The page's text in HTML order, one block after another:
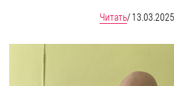
Читать/ 13.03.2025